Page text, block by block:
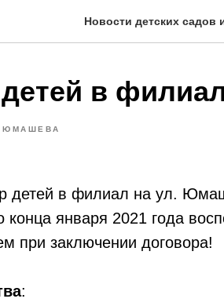
Новости детских садов
в
ЮМАШЕВА
детей в филиал на ул.
конца января 2021 года
при заключении договора!
: